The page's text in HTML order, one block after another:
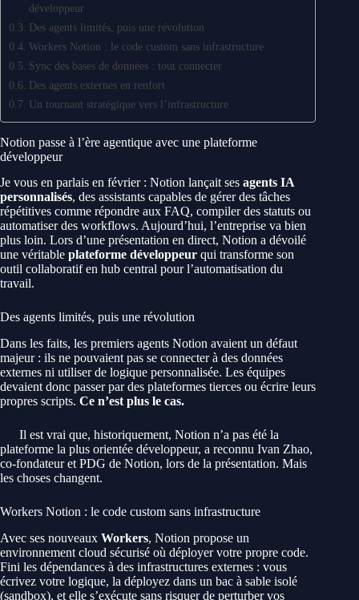
développeur
Des agents limités, puis une révolution
Workers Notion : le code custom sans infrastructure
Sync des bases de données : tout connecter
Des agents externes en renfort
Un tournant stratégique vers l’infrastructure
Notion passe à l’ère agentique avec une plateforme
développeur
Je vous en parlais en février : Notion lançait ses agents IA
personnalisés, des assistants capables de gérer des tâches
répétitives comme répondre aux FAQ, compiler des statuts ou
automatiser des workflows. Aujourd’hui, l’entreprise va bien
plus loin. Lors d’une présentation en direct, Notion a dévoilé
une véritable plateforme développeur qui transforme son
outil collaboratif en hub central pour l’automatisation du
travail.
Des agents limités, puis une révolution
Dans les faits, les premiers agents Notion avaient un défaut
majeur : ils ne pouvaient pas se connecter à des données
externes ni utiliser de logique personnalisée. Les équipes
devaient donc passer par des plateformes tierces ou écrire leurs
propres scripts. Ce n’est plus le cas.
Il est vrai que, historiquement, Notion n’a pas été la
plateforme la plus orientée développeur, a reconnu Ivan Zhao,
co-fondateur et PDG de Notion, lors de la présentation. Mais
les choses changent.
Workers Notion : le code custom sans infrastructure
Avec ses nouveaux Workers, Notion propose un
environnement cloud sécurisé où déployer votre propre code.
Fini les dépendances à des infrastructures externes : vous
écrivez votre logique, la déployez dans un bac à sable isolé
(sandbox), et elle s’exécute sans risquer de perturber vos